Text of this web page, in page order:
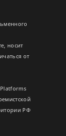
носит
от
РФ